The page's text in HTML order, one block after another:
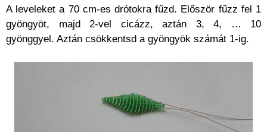
A leveleket a 70 cm-es drótokra fűzd. Először fűzz fel 1
gyöngyöt, majd 2-vel cicázz, aztán 3, 4, … 10
gyönggyel. Aztán csökkentsd a gyöngyök számát 1-ig.